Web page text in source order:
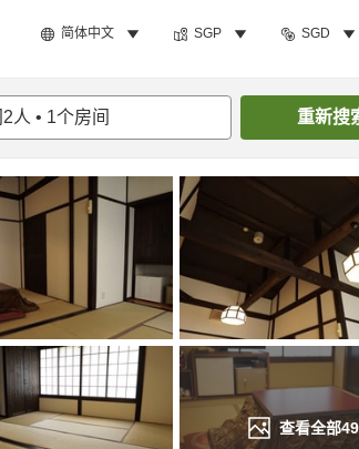
简体中文 SGP SGD
2人 • 1个房间 重新搜
查看全部49
搜